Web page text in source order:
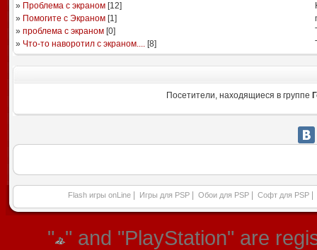
» Проблема с экраном[12]
» Помогите с Экраном[1]
» проблема с экраном[0]
» Что-то наворотил с экраном....[8]
Посетители, находящиеся в группе
Flash игры onLine Игры для PSP Обои для PSP Софт для PSP
" " and "PlayStation" are